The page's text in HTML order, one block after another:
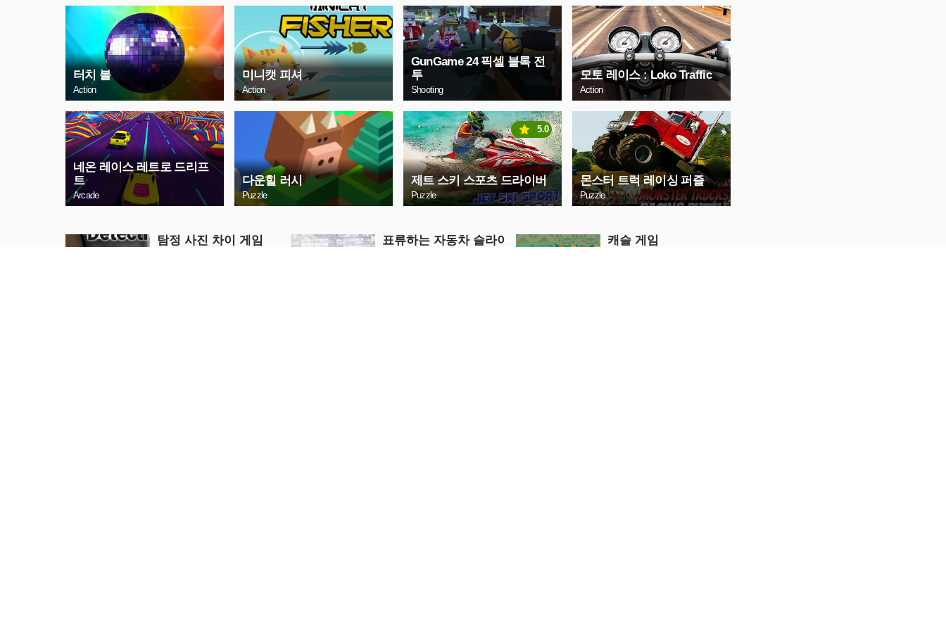
터치 볼
Action
미니캣 피셔
Action
GunGame 24 픽셀 블록 전
투
Shooting
모토 레이스 : Loko Traffic
Action
네온 레이스 레트로 드리프
트
Arcade
다운힐 러시
Puzzle
제트 스키 스포츠 드라이버
Puzzle
5.0
몬스터 트럭 레이싱 퍼즐
Puzzle
탐정 사진 차이 게임
표류하는 자동차 슬라이
캐슬 게임